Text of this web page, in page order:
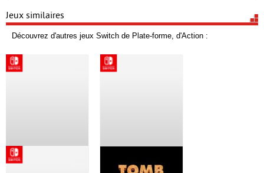
Jeux similaires
Découvrez d'autres jeux Switch de Plate-forme, d'Action :